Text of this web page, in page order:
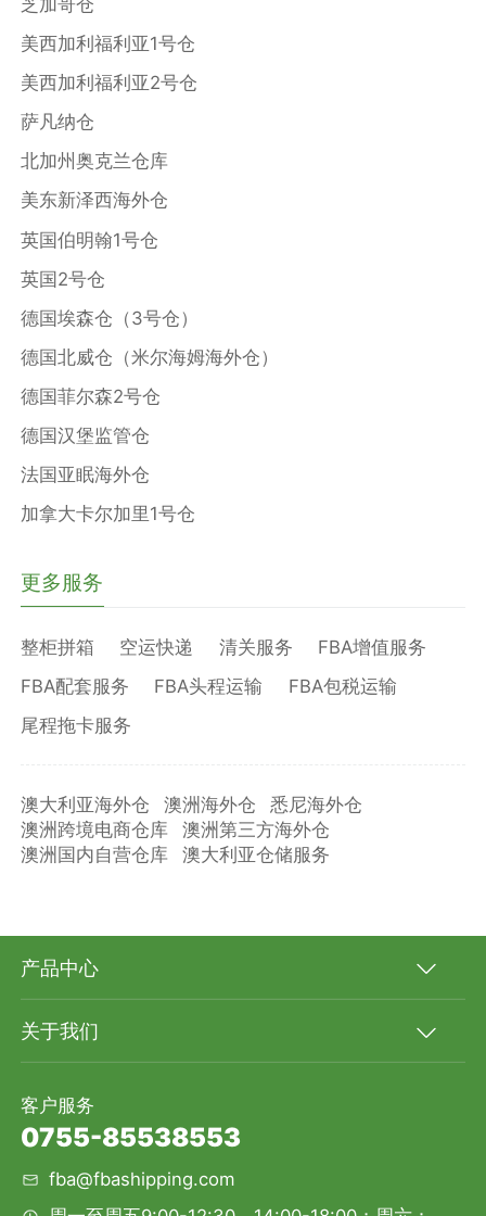
美西加利福利亚1号仓
美西加利福利亚2号仓
萨凡纳仓
北加州奥克兰仓库
美东新泽西海外仓
英国伯明翰1号仓
英国2号仓
德国埃森仓（3号仓）
德国北威仓（米尔海姆海外仓）
德国菲尔森2号仓
德国汉堡监管仓
法国亚眠海外仓
加拿大卡尔加里1号仓
更多服务
整柜拼箱 空运快递 清关服务
FBA增值服务
FBA配套服务
FBA头程运输
FBA包税运输
尾程拖卡服务
澳大利亚海外仓 澳洲海外仓
悉尼海外仓
澳洲跨境电商仓库
澳洲第三方海外仓
澳洲国内自营仓库
澳大利亚仓储服务
产品中心
关于我们
客户服务
0755-85538553
fba@fbashipping.com